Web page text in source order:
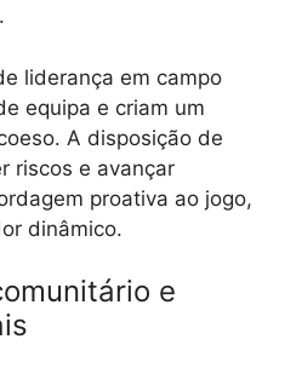
liderança em campo
equipa e criam um
A disposição de
riscos e avançar
proativa ao jogo,
dinâmico.
e